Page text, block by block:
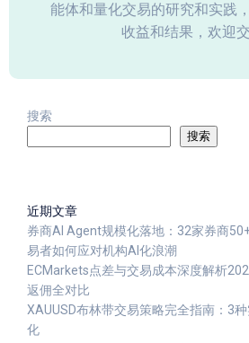
能体和量化交易的研究和实践
收益和结果，欢迎交
搜索
搜索
近期文章
券商AI Agent规模化落地：32家券商
易者如何应对机构AI化浪潮
ECMarkets点差与交易成本深度解析
返佣全对比
XAUUSD布林带交易策略完全指南：3
化